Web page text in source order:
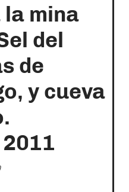
mina
del
de
y cueva